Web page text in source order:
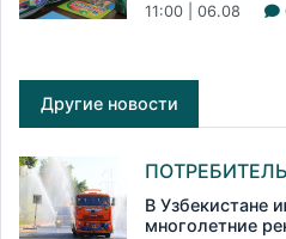
11:00 | 06.08
Другие новости
ПОТРЕБИТЕЛЬ
В Узбекистане
многолетние